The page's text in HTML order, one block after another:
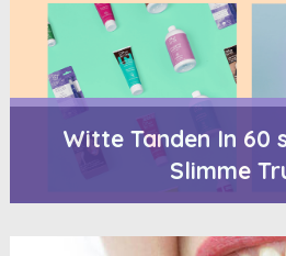
Witte Tanden In 60
Slimme